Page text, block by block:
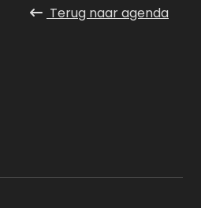
Terug naaragenda